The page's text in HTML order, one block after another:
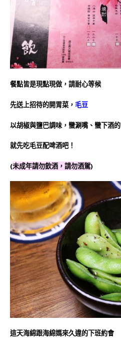
餐點皆是現點現做，請耐心等候
先送上招待的開胃菜， 毛豆
以胡椒與鹽巴調味，蠻涮嘴、蠻下酒的
就先吃毛豆配啤酒吧！
(未成年請勿飲酒，請勿酒駕)
這天海綿跟海綿媽來久違的下班約會